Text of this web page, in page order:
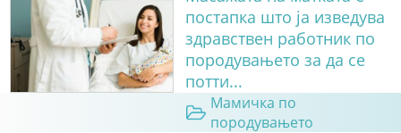
постапка што ја изведува
здравствен работник по
породувањето за да се
потти...
Мамичка по
породувањето